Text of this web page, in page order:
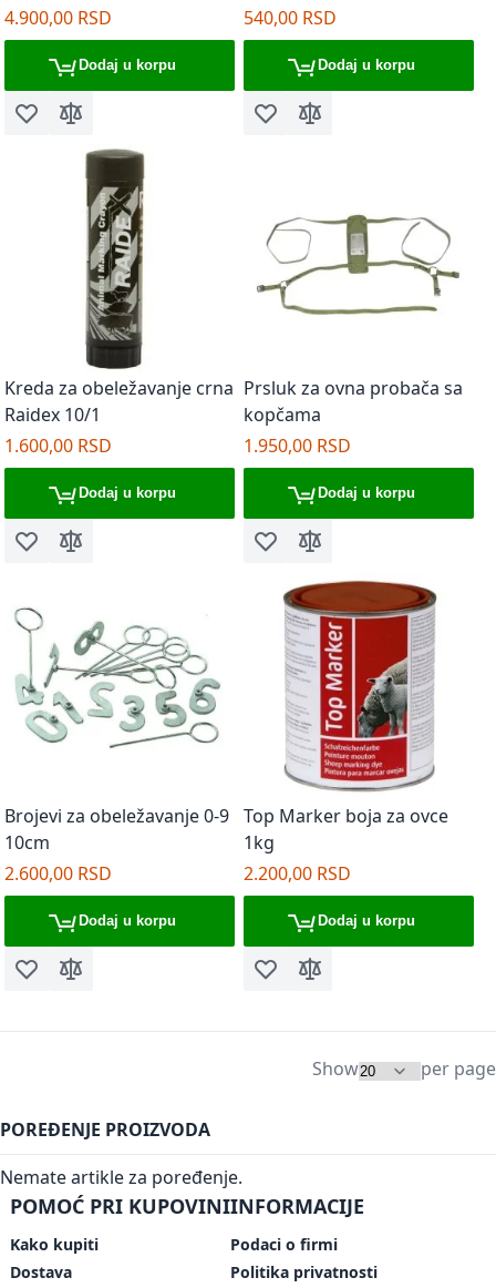
4.900,00 RSD
Dodaj u korpu
Dodaj u listu želja
Dodaj za poređenje
540,00 RSD
Dodaj u korpu
Dodaj u listu želja
Dodaj za poređenje
Kreda za obeležavanje crna
Raidex 10/1
1.600,00 RSD
Dodaj u korpu
Dodaj u listu želja
Dodaj za poređenje
Prsluk za ovna probača sa
kopčama
1.950,00 RSD
Dodaj u korpu
Dodaj u listu želja
Dodaj za poređenje
Brojevi za obeležavanje 0-9
10cm
2.600,00 RSD
Dodaj u korpu
Dodaj u listu želja
Dodaj za poređenje
Top Marker boja za ovce
1kg
2.200,00 RSD
Dodaj u korpu
Dodaj u listu želja
Dodaj za poređenje
Show per page
POREĐENJE PROIZVODA
Nemate artikle za poređenje.
POMOĆ PRI KUPOVINI
Kako kupiti
Dostava
INFORMACIJE
Podaci o firmi
Politika privatnosti